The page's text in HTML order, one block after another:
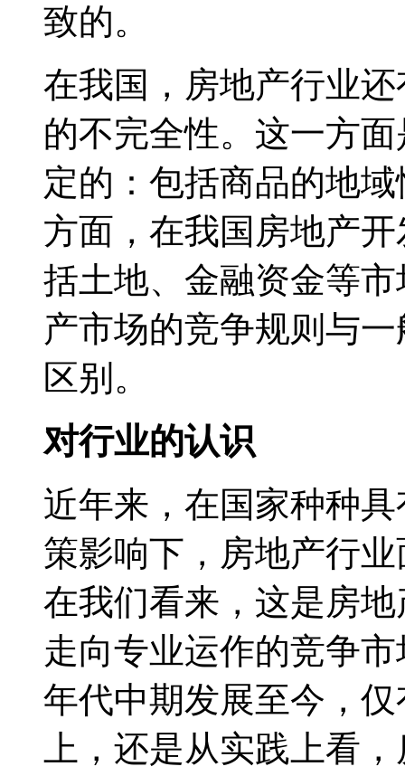
致的。
在我国，房地产行业
的不完全性。这一方
定的：包括商品的地
方面，在我国房地产
括土地、金融资金等
产市场的竞争规则与
区别。
对行业的认识
近年来，在国家种种
策影响下，房地产行
在我们看来，这是房
走向专业运作的竞争
年代中期发展至今，
上，还是从实践上看